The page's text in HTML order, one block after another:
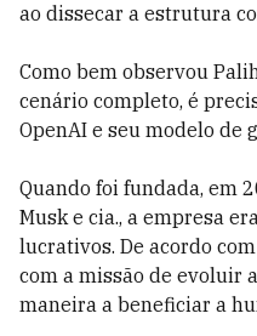
ao dissecar a estrutura
Como bem observou
cenário completo, é
OpenAI e seu modelo de
Quando foi fundada, em
Musk e cia., a empresa
lucrativos. De acordo
com a missão de evoluir
maneira a beneficiar a